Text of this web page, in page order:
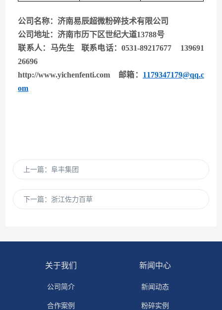
公司名称：济南易辰超微粉碎技术有限公司
公司地址：济南市历下区世纪大道13788号
联系人：马先生 联系电话：0531-89217677 139691
26696
http://www.yichenfenti.com
邮箱： 1179347179@qq.c
om
上一篇：阜丰集团
下一篇： 浙江佐力百草
关于我们
公司简介
合作案例
新闻中心
新闻动态
粉碎实例